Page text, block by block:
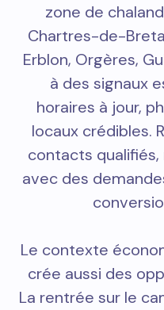
zone de
Chartres-de-
Erblon, Orgères,
à des signaux
horaires à jour,
locaux crédibles.
contacts
avec des
Le contexte
crée aussi des
La rentrée sur le